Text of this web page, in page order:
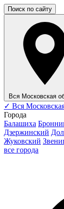
Поиск по сайту
Вся Московская
✓ Вся
Города
Балашиха
Дзержинский
Жуковский
все города